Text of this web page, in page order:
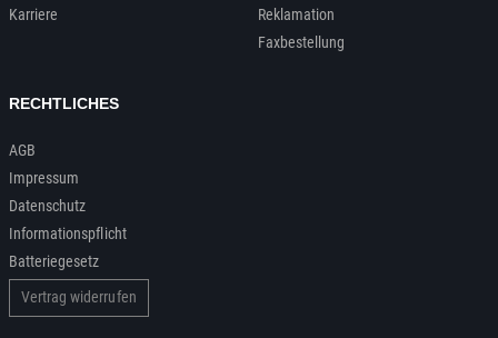
Karriere
Reklamation
Faxbestellung
RECHTLICHES
AGB
Impressum
Datenschutz
Informationspflicht
Batteriegesetz
Vertrag widerrufen